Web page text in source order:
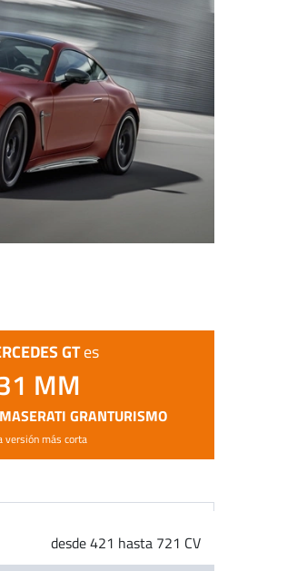
GTes
MM
MASERATI GRANTURISMO
versión más corta
desde 421 hasta 721 CV